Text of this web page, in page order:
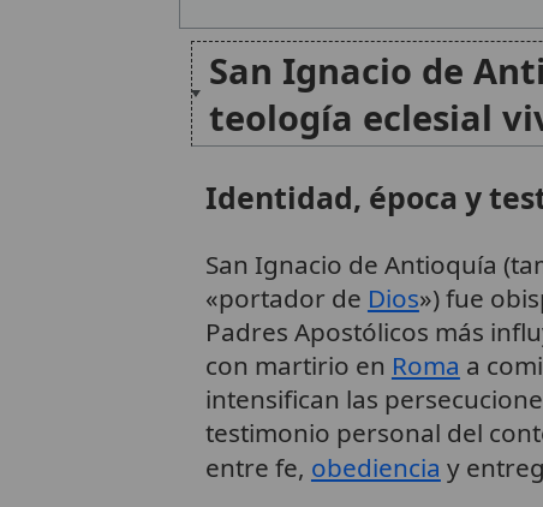
San Ignacio de
teología eclesial
Identidad, época y
San Ignacio de Antioquía
«portador de Dios») fue
Padres Apostólicos más
con martirio en Roma a
intensifican las
testimonio personal del
entre fe, obediencia y